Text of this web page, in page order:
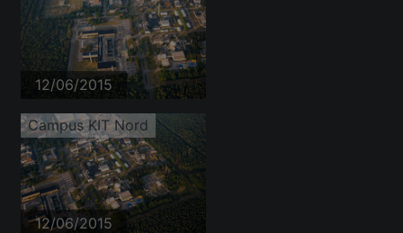
12/06/2015
Campus KIT Nord
12/06/2015